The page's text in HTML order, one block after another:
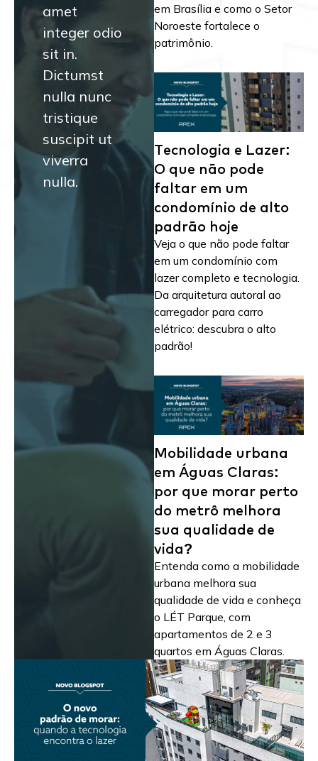
amet
integer odio
sit in.
Dictumst
nulla nunc
tristique
suscipit ut
viverra
nulla.
em Brasília e como o Setor
Noroeste fortalece o
patrimônio.
Tecnologia e Lazer:
O que não pode
faltar em um
condomínio de alto
padrão hoje
Veja o que não pode faltar
em um condomínio com
lazer completo e tecnologia.
Da arquitetura autoral ao
carregador para carro
elétrico: descubra o alto
padrão!
Mobilidade urbana
em Águas Claras:
por que morar perto
do metrô melhora
sua qualidade de
vida?
Entenda como a mobilidade
urbana melhora sua
qualidade de vida e conheça
o LÉT Parque, com
apartamentos de 2 e 3
quartos em Águas Claras.